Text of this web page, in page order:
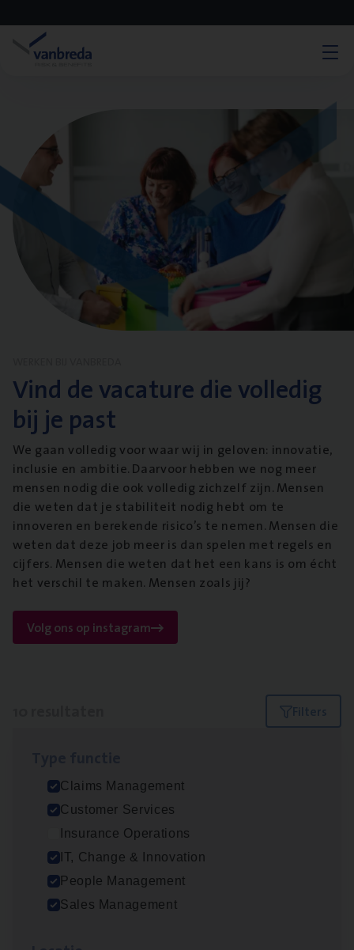
Vind de vacature die volledig
bij je past
We gaan volledig voor waar wij in geloven: innovatie,
inclusie en ambitie. Daarvoor hebben we nog meer
mensen nodig die ook volledig zichzelf zijn. Mensen
die weten dat je stabiliteit nodig hebt om te
innoveren en berekende risico’s te nemen. Mensen die
weten dat deze job meer is dan spelen met regels en
cijfers. Mensen die weten dat het een kans is om écht
het verschil te maken. Mensen zoals jij?
Volg ons op instagram
Filters
Claims Management
Customer Services
Insurance Operations
IT, Change & Innovation
People Management
Sales Management
Busi­ness Analyst
IT, Change & Innovation
Antwerpen
Insu­ran­ce Bro­ker Trans­port